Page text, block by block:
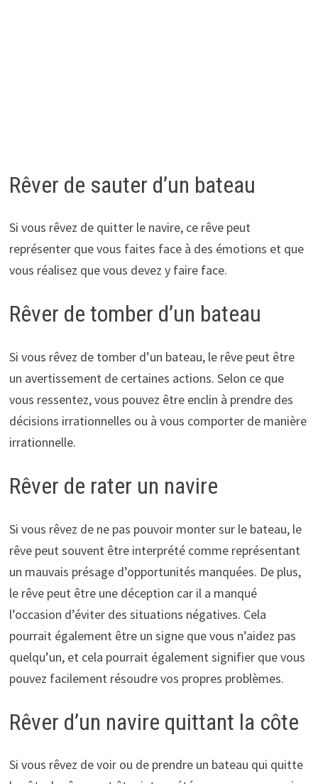
Rêver de sauter d’un bateau
Si vous rêvez de quitter le navire, ce rêve peut
représenter que vous faites face à des émotions et que
vous réalisez que vous devez y faire face.
Rêver de tomber d’un bateau
Si vous rêvez de tomber d’un bateau, le rêve peut être
un avertissement de certaines actions. Selon ce que
vous ressentez, vous pouvez être enclin à prendre des
décisions irrationnelles ou à vous comporter de manière
irrationnelle.
Rêver de rater un navire
Si vous rêvez de ne pas pouvoir monter sur le bateau, le
rêve peut souvent être interprété comme représentant
un mauvais présage d’opportunités manquées. De plus,
le rêve peut être une déception car il a manqué
l’occasion d’éviter des situations négatives. Cela
pourrait également être un signe que vous n’aidez pas
quelqu’un, et cela pourrait également signifier que vous
pouvez facilement résoudre vos propres problèmes.
Rêver d’un navire quittant la côte
Si vous rêvez de voir ou de prendre un bateau qui quitte